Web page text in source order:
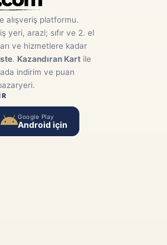
alışveriş platformu.
yeri, arazi; sıfır ve 2. el
ve hizmetlere kadar
. Kazandıran Kart ile
indirim ve puan
Google Play
Android için